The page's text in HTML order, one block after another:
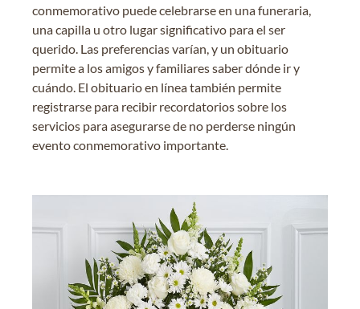
conmemorativo puede celebrarse en una funeraria,
una capilla u otro lugar significativo para el ser
querido. Las preferencias varían, y un obituario
permite a los amigos y familiares saber dónde ir y
cuándo. El obituario en línea también permite
registrarse para recibir recordatorios sobre los
servicios para asegurarse de no perderse ningún
evento conmemorativo importante.